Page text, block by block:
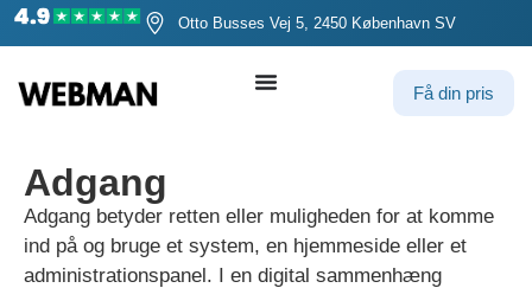
Otto Busses Vej 5, 2450 København SV
Få din pris
Adgang
Adgang betyder retten eller muligheden for at komme
ind på og bruge et system, en hjemmeside eller et
administrationspanel. I en digital sammenhæng